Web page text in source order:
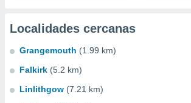
Localidades cercanas
Grangemouth (1.99 km)
Falkirk (5.2 km)
Linlithgow (7.21 km)